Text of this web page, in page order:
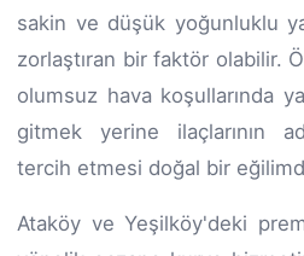
sakin ve düşük yoğunluklu
zorlaştıran bir faktör olabilir.
olumsuz hava koşullarında
gitmek yerine ilaçlarının
tercih etmesi doğal bir
Ataköy ve Yeşilköy'deki